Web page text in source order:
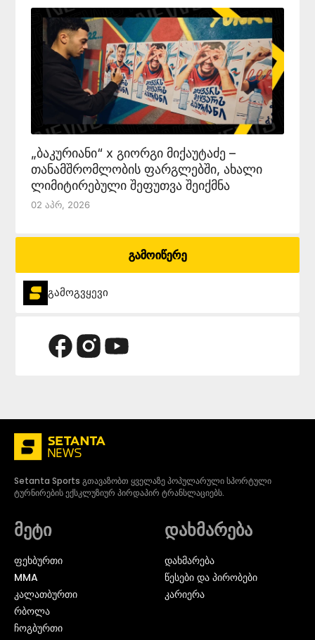
„ბაკურიანი“ x გიორგი მიქაუტაძე –
თანამშრომლობის ფარგლებში, ახალი
ლიმიტირებული შეფუთვა შეიქმნა
02 Აპრ, 2026
გამოიწერე
გამოგვყევი
Setanta Sports გთავაზობთ ყველაზე პოპულარული სპორტული
ტურნირების ექსკლუზიურ პირდაპირ ტრანსლაციებს.
მეტი
ᲤᲔᲮᲑᲣᲠᲗᲘ
MMA
ᲙᲐᲚᲐᲗᲑᲣᲠᲗᲘ
ᲠᲑᲝᲚᲐ
ᲩᲝᲒᲑᲣᲠᲗᲘ
დახმარება
დახმარება
წესები და პირობები
კარიერა